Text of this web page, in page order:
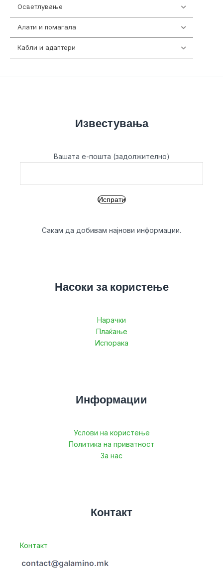
Осветлување
Алати и помагала
Кабли и адаптери
Известувања
Вашата е-пошта (задолжително)
Сакам да добивам најнови информации.
Насоки за користење
Нарачки
Плаќање
Испорака
Информации
Услови на користење
Политика на приватност
За нас
Контакт
Контакт